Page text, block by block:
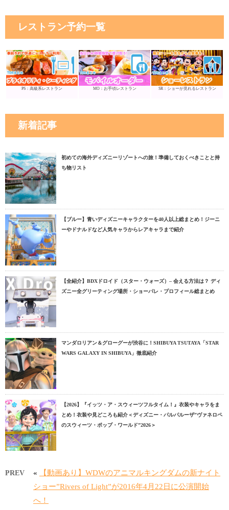
レストラン予約一覧
PS：高級系レストラン MO：お手頃レストラン SR：ショーが見れるレストラン
新着記事
初めての海外ディズニーリゾートへの旅！準備しておくべきことと持
ち物リスト
【ブルー】青いディズニーキャラクターを40人以上総まとめ！ジーニ
ーやドナルドなど人気キャラからレアキャラまで紹介
【全紹介】BDXドロイド（スター・ウォーズ）– 会える方法は？ ディ
ズニー全グリーティング場所・ショーパレ・プロフィール総まとめ
マンダロリアン＆グローグーが渋谷に！SHIBUYA TSUTAYA「STAR
WARS GALAXY IN SHIBUYA」徹底紹介
【2026】『イッツ・ア・スウィーツフルタイム！』衣装やキャラをま
とめ！衣装や見どころも紹介＜ディズニー・パルパルーザ”ヴァネロペ
のスウィーツ・ポップ・ワールド”2026＞
PREV «
【動画あり】WDWのアニマルキングダムの新ナイト
ショー”Rivers of Light”が2016年4月22日に公演開始
へ！